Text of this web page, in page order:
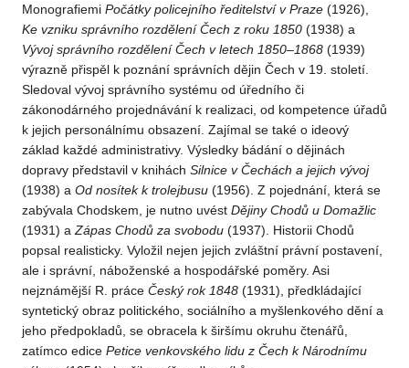
Monografiemi Počátky policejního ředitelství v Praze (1926),
Ke vzniku správního rozdělení Čech z roku 1850 (1938) a
Vývoj správního rozdělení Čech v letech 1850–1868 (1939)
výrazně přispěl k poznání správních dějin Čech v 19. století.
Sledoval vývoj správního systému od úředního či
zákonodárného projednávání k realizaci, od kompetence úřadů
k jejich personálnímu obsazení. Zajímal se také o ideový
základ každé administrativy. Výsledky bádání o dějinách
dopravy představil v knihách Silnice v Čechách a jejich vývoj
(1938) a Od nosítek k trolejbusu (1956). Z pojednání, která se
zabývala Chodskem, je nutno uvést Dějiny Chodů u Domažlic
(1931) a Zápas Chodů za svobodu (1937). Historii Chodů
popsal realisticky. Vyložil nejen jejich zvláštní právní postavení,
ale i správní, náboženské a hospodářské poměry. Asi
nejznámější R. práce Český rok 1848 (1931), předkládající
syntetický obraz politického, sociálního a myšlenkového dění a
jeho předpokladů, se obracela k širšímu okruhu čtenářů,
zatímco edice Petice venkovského lidu z Čech k Národnímu